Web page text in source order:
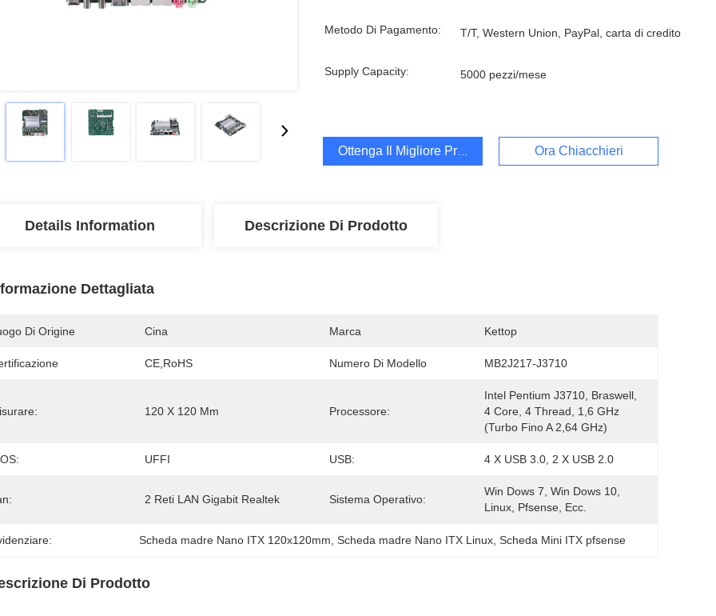
Metodo Di Pagamento: T/T, Western Union, PayPal, carta di credito
Supply Capacity: 5000 pezzi/mese
Ottenga Il Migliore Prezzo Ora Chiacchieri
Details Information Descrizione Di Prodotto
Dettagliata
Di Origine Cina Marca Kettop
CE,RoHS Numero Di Modello MB2J217-J3710
120 X 120 Mm Processore:
Intel Pentium J3710, Braswell,
4 Core, 4 Thread, 1,6 GHz
(Turbo Fino A 2,64 GHz)
UFFI USB: 4 X USB 3.0, 2 X USB 2.0
2 Reti LAN Gigabit Realtek Sistema Operativo:
Win Dows 7, Win Dows 10,
Linux, Pfsense, Ecc.
Scheda madre Nano ITX 120x120mm , Scheda madre Nano ITX Linux , Scheda Mini ITX pfsense
Di Prodotto